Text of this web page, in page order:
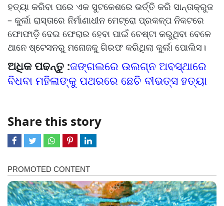
ହତ୍ୟା କରିବା ପରେ ଏକ ସୁଟକେଶରେ ଭର୍ତ୍ତି କରି ସାନ୍ତାକ୍ରୁଜ
– କୁର୍ଲା ରାସ୍ତାରେ ନିର୍ମାଣାଧୀନ ମେଟ୍ରୋ ପ୍ରକଳ୍ପ ନିକଟରେ
ଫୋଫାଡ଼ି ଦେଇ ଫେରାର ହେବା ପାଇଁ ଚେଷ୍ଟା କରୁଥିବା ବେଳେ
ଥାନେ ଷ୍ଟେସନରୁ ମନୋଜକୁ ଗିରଫ କରିଥିଲା କୁର୍ଲା ପୋଲିସ।
ଅଧିକ ପଢନ୍ତୁ :ଜଙ୍ଗଲରେ ଉଲଗ୍ନ ଅବସ୍ଥାରେ
ବିଧବା ମହିଳାଙ୍କୁ ପଥରରେ ଛେଚି ବୀଭତ୍ସ ହତ୍ୟା
Share this story